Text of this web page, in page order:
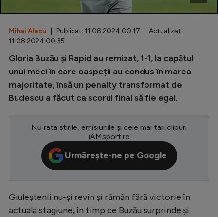
Diverse
Inedit
Champions League
Conference League
CM 2026
Premier League
Serie A
Mihai Alecu | Publicat: 11.08.2024 00:17 | Actualizat:
11.08.2024 00:35
Gloria Buzău și Rapid au remizat, 1-1, la capătul
unui meci în care oaspeții au condus în marea
majoritate, însă un penalty transformat de
Budescu a făcut ca scorul final să fie egal.
Nu rata știrile, emisiunile și cele mai tari clipuri
iAMsport.ro
Urmărește-ne pe Google
Giuleștenii nu-și revin și rămân fără victorie în
actuala stagiune, în timp ce Buzău surprinde și